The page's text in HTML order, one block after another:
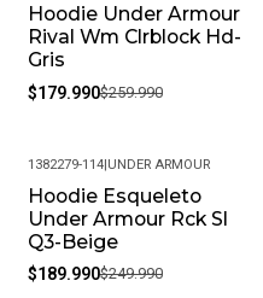
-31%
Hoodie Under Armour
Rival Wm Clrblock Hd-
Gris
$179.990$259.990
-24%
1382279-114| UNDER ARMOUR
Hoodie Esqueleto
Under Armour Rck Sl
Q3-Beige
$189.990$249.990